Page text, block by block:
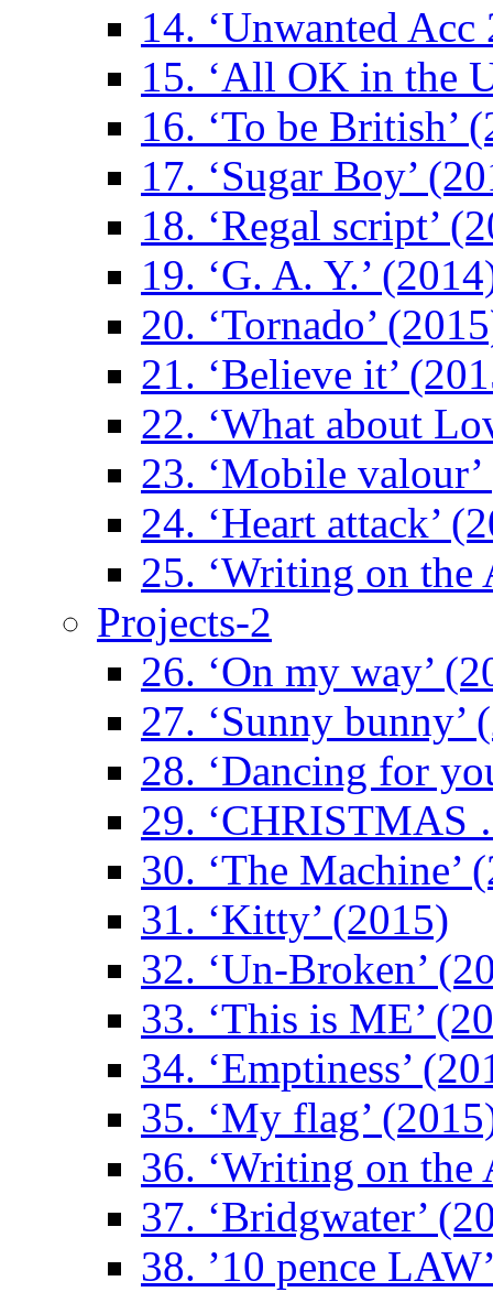
14. ‘Unwanted Acc
15. ‘All OK in the
16. ‘To be British’
17. ‘Sugar Boy’
18. ‘Regal script’
19. ‘G. A. Y.’
20. ‘Tornado’
21. ‘Believe it’
22. ‘What about
23. ‘Mobile
24. ‘Heart attack’
25. ‘Writing on the
Projects-2
26. ‘On my way’
27. ‘Sunny bunny’
28. ‘Dancing for
29. ‘CHRISTMAS
30. ‘The Machine’
31. ‘Kitty’ (2015)
32. ‘Un-Broken’
33. ‘This is ME’
34. ‘Emptiness’
35. ‘My flag’
36. ‘Writing on the
37. ‘Bridgwater’
38. ’10 pence